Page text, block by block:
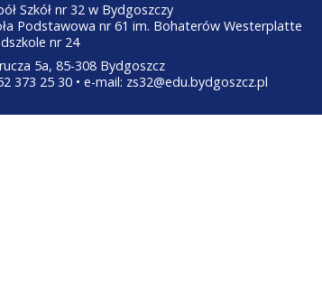
Szkół nr 32 w Bydgoszczy
Podstawowa nr 61 im. Bohaterów Westerplatte
nr 24
5a, 85-308 Bydgoszcz
373 25 30 • e-mail: zs32@edu.bydgoszcz.pl